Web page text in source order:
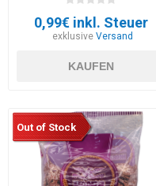
0,99€ inkl. Steuer
exklusiveVersand
KAUFEN
Out of Stock